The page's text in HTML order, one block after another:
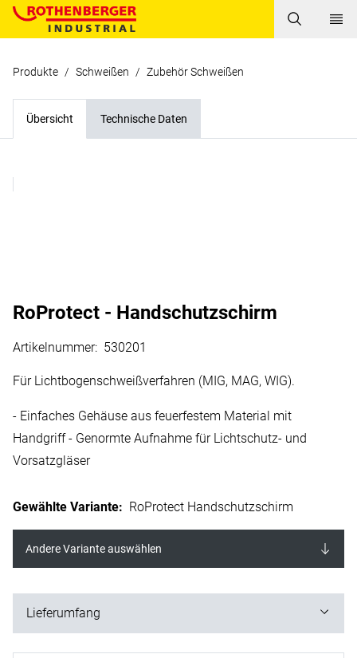
Produkte / Schweißen / Zubehör Schweißen
Übersicht Technische Daten
RoProtect - Handschutzschirm
Artikelnummer: 530201
Für Lichtbogenschweißverfahren (MIG, MAG, WIG).
- Einfaches Gehäuse aus feuerfestem Material mit
Handgriff - Genormte Aufnahme für Lichtschutz- und
Vorsatzgläser
Gewählte Variante: RoProtect Handschutzschirm
Andere Variante auswählen
Lieferumfang
ohne Schutzglas ohne Vorsatzglas